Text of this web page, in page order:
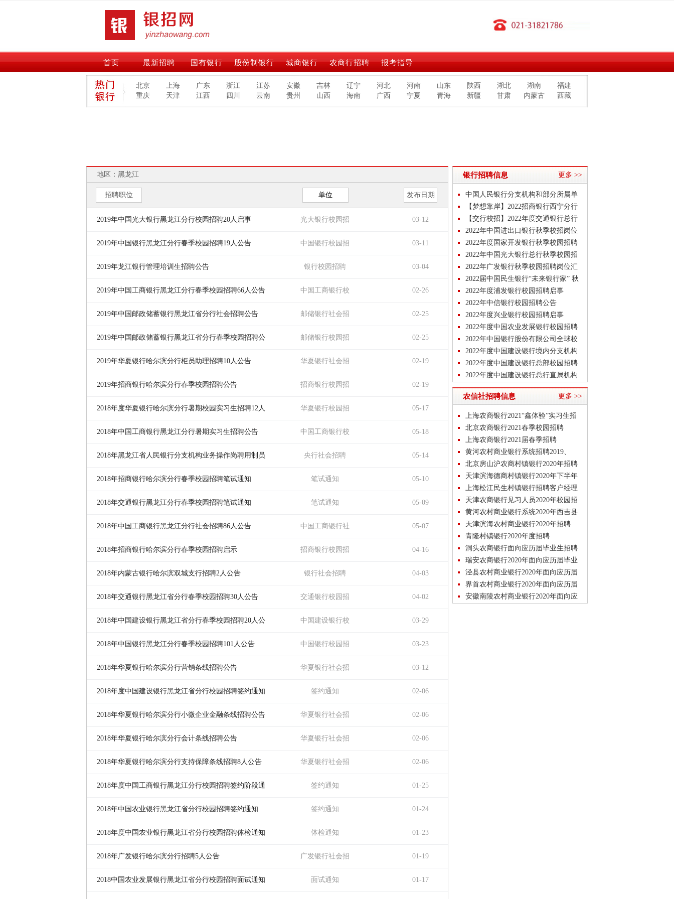
首页 最新招聘 国有银行 股份制银行 城商银行 农商行招聘 报考指导
北京 上海 广东 浙江 江苏 安徽 吉林 辽宁 河北 河南 山东 陕西 湖北 湖南
福建
重庆
天津 江西 四川 云南 贵州 山西 海南 广西 宁夏 青海 新疆 甘肃 内蒙古 西藏
地区：黑龙江
招聘职位 单位 发布日期
2019年中国光大银行黑龙江分行校园招聘20人启事 光大银行校园招
聘
03-12
2019年中国银行黑龙江分行春季校园招聘19人公告 中国银行校园招
聘
03-11
2019年龙江银行管理培训生招聘公告 银行校园招聘 03-04
2019年中国工商银行黑龙江分行春季校园招聘66人公告 中国工商银行校
园招聘
02-26
2019年中国邮政储蓄银行黑龙江省分行社会招聘公告 邮储银行社会招
聘
02-25
2019年中国邮政储蓄银行黑龙江省分行春季校园招聘公
告
邮储银行校园招
聘
02-25
2019年华夏银行哈尔滨分行柜员助理招聘10人公告 华夏银行社会招
聘
02-19
2019年招商银行哈尔滨分行春季校园招聘公告 招商银行校园招
聘
02-19
2018年度华夏银行哈尔滨分行暑期校园实习生招聘12人
公告
华夏银行校园招
聘
05-17
2018年中国工商银行黑龙江分行暑期实习生招聘公告 中国工商银行校
园招聘
05-18
2018年黑龙江省人民银行分支机构业务操作岗聘用制员
工招聘32人公告
央行社会招聘 05-14
2018年招商银行哈尔滨分行春季校园招聘笔试通知 笔试通知 05-10
2018年交通银行黑龙江分行春季校园招聘笔试通知 笔试通知 05-09
2018年中国工商银行黑龙江分行社会招聘86人公告 中国工商银行社
会招聘
05-07
2018年招商银行哈尔滨分行春季校园招聘启示 招商银行校园招
聘
04-16
2018年内蒙古银行哈尔滨双城支行招聘2人公告 银行社会招聘 04-03
2018年交通银行黑龙江省分行春季校园招聘30人公告 交通银行校园招
聘
04-02
2018年中国建设银行黑龙江省分行春季校园招聘20人公
告
中国建设银行校
园招聘
03-29
2018年中国银行黑龙江分行春季校园招聘101人公告 中国银行校园招
聘
03-23
2018年华夏银行哈尔滨分行营销条线招聘公告 华夏银行社会招
聘
03-12
2018年度中国建设银行黑龙江省分行校园招聘签约通知 签约通知 02-06
2018年华夏银行哈尔滨分行小微企业金融条线招聘公告 华夏银行社会招
聘
02-06
2018年华夏银行哈尔滨分行会计条线招聘公告 华夏银行社会招
聘
02-06
2018年华夏银行哈尔滨分行支持保障条线招聘8人公告 华夏银行社会招
聘
02-06
2018年度中国工商银行黑龙江分行校园招聘签约阶段通
知
签约通知 01-25
2018年中国农业银行黑龙江省分行校园招聘签约通知 签约通知 01-24
2018年度中国农业银行黑龙江省分行校园招聘体检通知 体检通知 01-23
2018年广发银行哈尔滨分行招聘5人公告 广发银行社会招
聘
01-19
2018中国农业发展银行黑龙江省分行校园招聘面试通知 面试通知 01-17
银行招聘信息 更多 >>
中国人民银行分支机构和部分所属单
位2022年度人员录用招考（招
【梦想靠岸】2022招商银行西宁分行
春季校园招聘公告
【交行校招】2022年度交通银行总行
校园招聘公告
2022年中国进出口银行秋季校招岗位
汇总2022年度国家开发银行秋季校园招聘
公告2022年中国光大银行总行秋季校园招
聘启事
2022年广发银行秋季校园招聘岗位汇
总（1703人）
2022届中国民生银行“未来银行家” 秋
季校园招聘公告
2022年度浦发银行校园招聘启事
2022年中信银行校园招聘公告
2022年度兴业银行校园招聘启事
2022年度中国农业发展银行校园招聘
公告2022年中国银行股份有限公司全球校
园招聘公告
2022年度中国建设银行境内分支机构
校园招聘公告
2022年度中国建设银行总部校园招聘
公告2022年度中国建设银行总行直属机构
校园招聘公告
2022年度中国工商银行秋季校园招聘
启事
2022年度中国农业银行境内分行校园
招聘公告
2022年度中国邮政储蓄银行校园招聘
公告【校园招聘】2022平安银行全球秋季
校招岗位汇总公告
农信社招聘信息 更多 >>
上海农商银行2021“鑫体验”实习生招
聘 北京农商银行2021春季校园招聘
上海农商银行2021届春季招聘
黄河农村商业银行系统招聘2019、
2020届毕业生
北京房山沪农商村镇银行2020年招聘
天津滨海德商村镇银行2020年下半年
招聘上海松江民生村镇银行招聘客户经理
实习生
天津农商银行见习人员2020年校园招
聘 黄河农村商业银行系统2020年西吉县
就业扶贫专项招聘
天津滨海农村商业银行2020年招聘
青隆村镇银行2020年度招聘
洞头农商银行面向应历届毕业生招聘
瑞安农商银行2020年面向应历届毕业
生春季招聘
泾县农村商业银行2020年面向应历届
毕业生招聘
界首农村商业银行2020年面向应历届
毕业生招聘
安徽南陵农村商业银行2020年面向应